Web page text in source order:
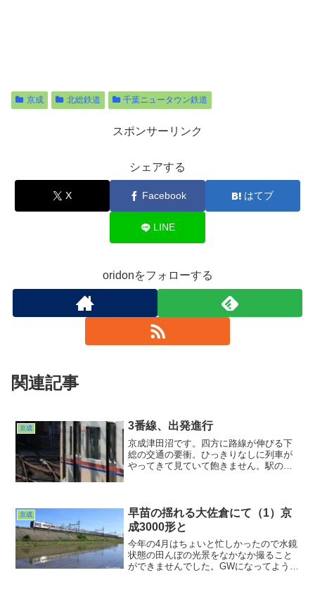
京成 北総鉄道 千葉ニュータウン鉄道
スポンサーリンク
シェアする
X Facebook はてブ
LINE
oridonをフォローする
関連記事
京成 3番線、出発進行
京成津田沼です。四方に路線が伸びる下
総の交通の要衝。ひっきりなしに列車が
やってきて見ていて飽きません。駅の西
います。車両的には300...
京成
早苗の揺れる大佐倉にて（1）京
成3000形と
今年の4月はちょいと忙しかったので水鏡
状態の田んぼの光景をなかなか撮ること
ができませんでした。GWになってようや